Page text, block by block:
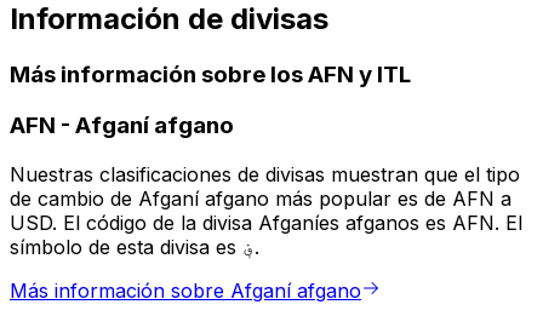
Información de divisas
Más información sobre los AFN y ITL
AFN - Afganí afgano
Nuestras clasificaciones de divisas muestran que el tipo
de cambio de Afganí afgano más popular es de AFN a
USD. El código de la divisa Afganíes afganos es AFN. El
símbolo de esta divisa es ؋.
Más información sobre Afganí afgano